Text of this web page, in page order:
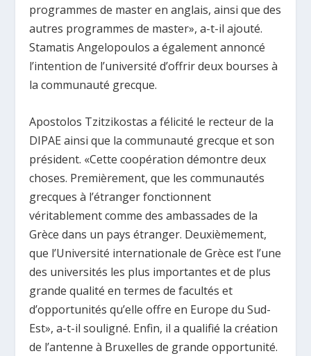
programmes de master en anglais, ainsi que des
autres programmes de master», a-t-il ajouté.
Stamatis Angelopoulos a également annoncé
l’intention de l’université d’offrir deux bourses à
la communauté grecque.
Apostolos Tzitzikostas a félicité le recteur de la
DIPAE ainsi que la communauté grecque et son
président. «Cette coopération démontre deux
choses. Premièrement, que les communautés
grecques à l’étranger fonctionnent
véritablement comme des ambassades de la
Grèce dans un pays étranger. Deuxièmement,
que l’Université internationale de Grèce est l’une
des universités les plus importantes et de plus
grande qualité en termes de facultés et
d’opportunités qu’elle offre en Europe du Sud-
Est», a-t-il souligné. Enfin, il a qualifié la création
de l’antenne à Bruxelles de grande opportunité.